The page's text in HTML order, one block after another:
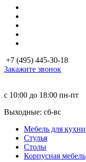
+7 (495) 445-30-18
Закажите звонок
с 10:00 до 18:00 пн-пт
Выходные: сб-вc
Мебель для кухни
Стулья
Столы
Корпусная мебель